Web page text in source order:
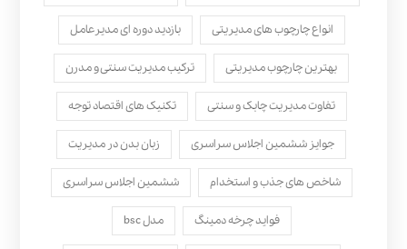
انواع چارچوب های مدیریتی بازدید دوره ای مدیرعامل
بهترین چارچوب مدیریتی ترکیب مدیریت سنتی و مدرن
تفاوت مدیریت چابک و سنتی تکنیک های اقتصاد توجه
جوایز ششمین اجلاس سراسری زبان بدن در مدیریت
شاخص های جذب و استخدام ششمین اجلاس سراسری
فواید چرخه دمینگ مدل bsc